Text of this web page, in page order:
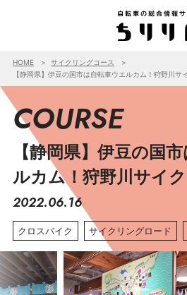
HOME
サイクリングコース
【静岡県】伊豆の国市は自転車ウエルカム！狩野川サ
COURSE
【静岡県】伊豆の国
ルカム！狩野川サイ
2022.06.16
クロスバイク サイクリングロード